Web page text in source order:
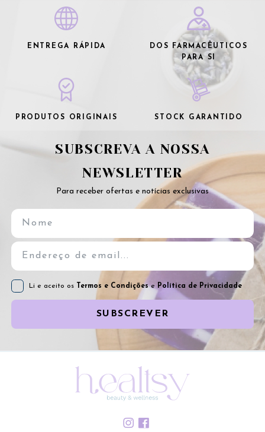
ENTREGA RÁPIDA
DOS FARMACÊUTICOS
PARA SI
PRODUTOS ORIGINAIS STOCK GARANTIDO
SUBSCREVA A NOSSA
NEWSLETTER
Para receber ofertas e notícias exclusivas
Li e aceito os Termos e Condiçõese Política de Privacidade
SUBSCREVER